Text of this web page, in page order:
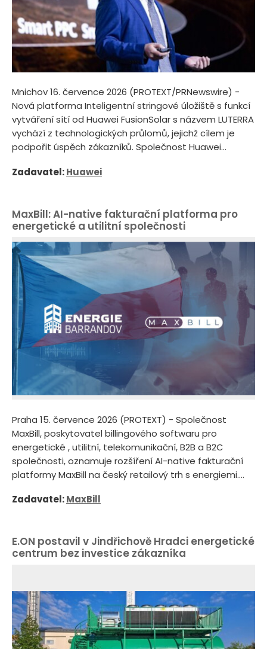
Mnichov 16. července 2026 (PROTEXT/PRNewswire) -
Nová platforma Inteligentní stringové úložiště s funkcí
vytváření sítí od Huawei FusionSolar s názvem LUTERRA
vychází z technologických průlomů, jejichž cílem je
podpořit úspěch zákazníků. Společnost Huawei...
Zadavatel:Huawei
MaxBill: AI-native fakturační platforma pro
energetické a utilitní společnosti
Praha 15. července 2026 (PROTEXT) - Společnost
MaxBill, poskytovatel billingového softwaru pro
energetické , utilitní, telekomunikační, B2B a B2C
společnosti, oznamuje rozšíření AI-native fakturační
platformy MaxBill na český retailový trh s energiemi....
Zadavatel:MaxBill
E.ON postavil v Jindřichově Hradci energetické
centrum bez investice zákazníka